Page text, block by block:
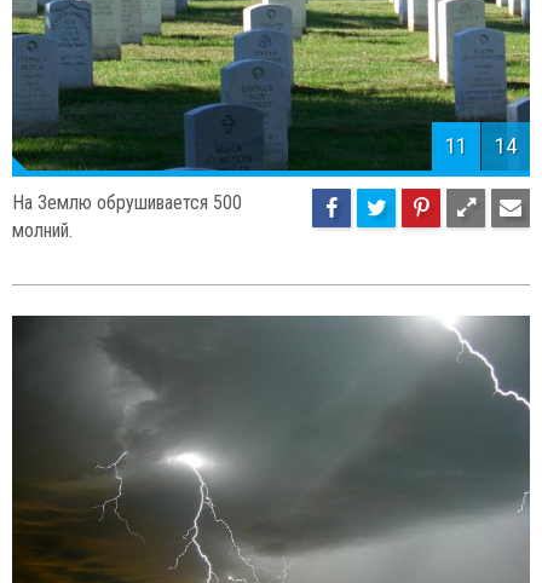
11 14
На Землю обрушивается 500
молний.